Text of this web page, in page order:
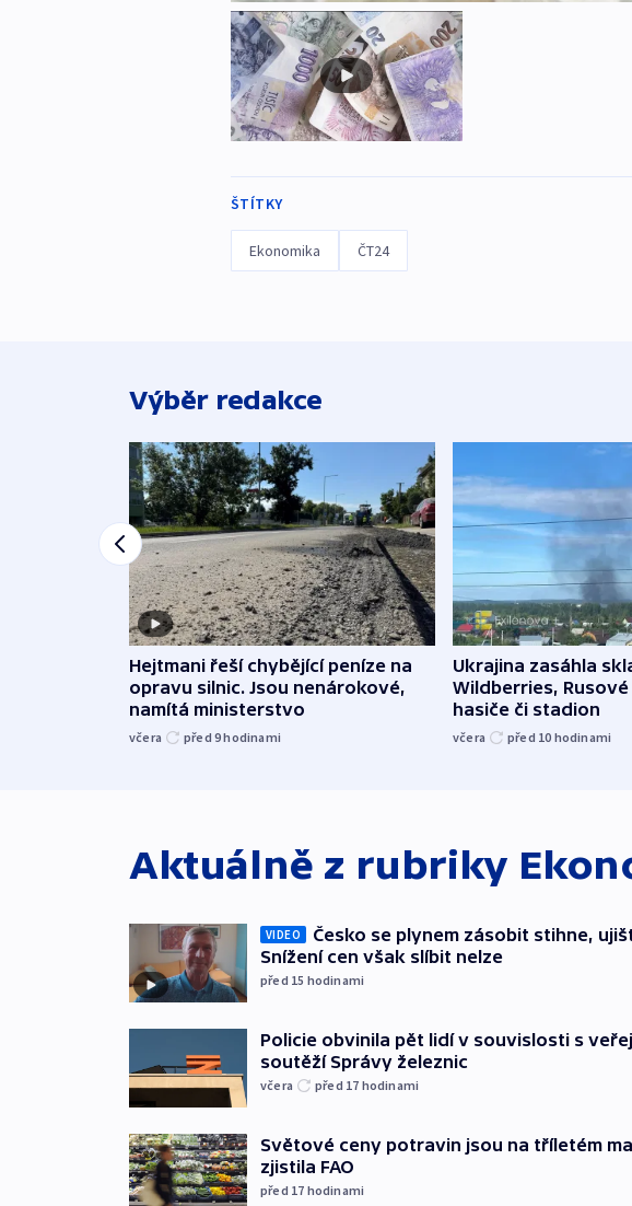
ŠTÍTKY
Ekonomika ČT24
Výběr redakce
Hejtmani řeší chybějící peníze na
opravu silnic. Jsou nenárokové,
namítá ministerstvo
včera před 9hodinami
Ukrajina zasáhla
Wildberries,
hasiče či stadion
včera před 10 hodinami
Aktuálně z rubriky
VIDEO
Česko se plynem zásobit stihne,
Snížení cen však slíbit nelze
před 15 hodinami
Policie obvinila pět lidí v souvislosti s
soutěží Správy železnic
včera před 17 hodinami
Světové ceny potravin jsou na tříletém
zjistila FAO
před 17 hodinami